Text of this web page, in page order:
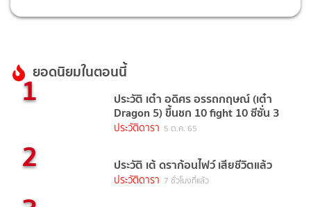
ยอดนิยมในตอนนี้
1 ประวัติ เต๋า อดิศร อรรถกฤษณ์ (เต๋า
Dragon 5) ขึ้นชก 10 fight 10 ซีซั่น 3
ประวัติดารา 5 ต.ค. 65
2 ประวัติ เต้ ดราก้อนไฟว์ เสียชีวิตแล้ว
ประวัติดารา 7 ชั่วโมงที่แล้ว